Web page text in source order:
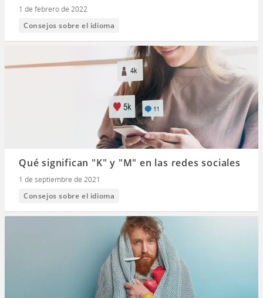
1 de febrero de 2022
Consejos sobre el idioma
Qué significan "K" y "M" en las redes sociales
1 de septiembre de 2021
Consejos sobre el idioma